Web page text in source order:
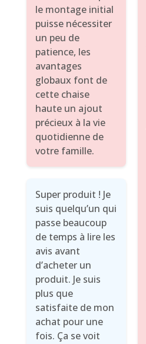
le montage initial
puisse nécessiter
un peu de
patience, les
avantages
globaux font de
cette chaise
haute un ajout
précieux à la vie
quotidienne de
votre famille.
Super produit ! Je
suis quelqu’un qui
passe beaucoup
de temps à lire les
avis avant
d’acheter un
produit. Je suis
plus que
satisfaite de mon
achat pour une
fois. Ça se voit